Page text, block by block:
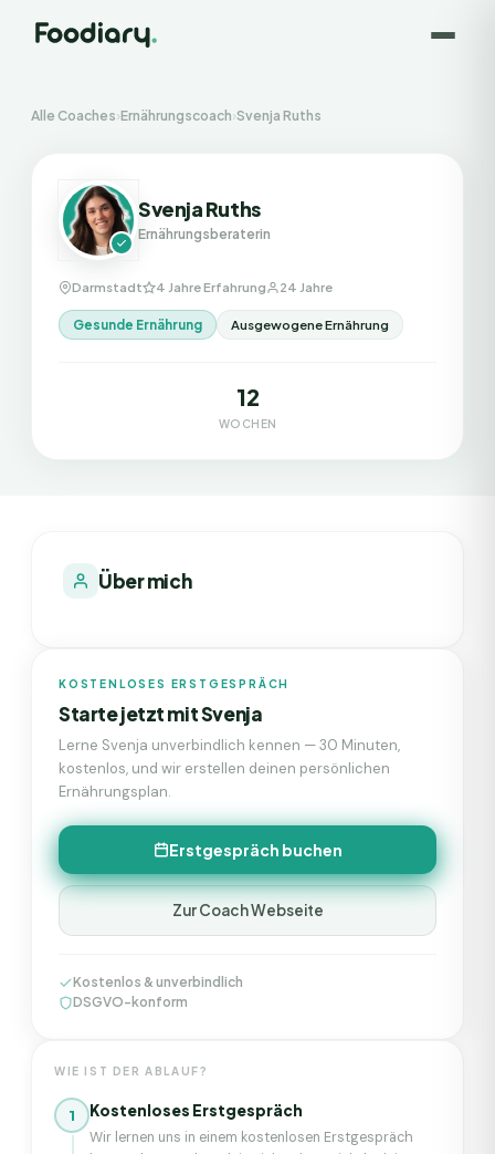
Alle Coaches›Ernährungscoach›Svenja Ruths
Svenja Ruths
Ernährungsberaterin
Darmstadt 4 Jahre Erfahrung 24 Jahre
Gesunde Ernährung Ausgewogene Ernährung
12
WOCHEN
Über mich
KOSTENLOSES ERSTGESPRÄCH
Starte jetzt mitSvenja
Lerne Svenja unverbindlich kennen — 30 Minuten,
kostenlos, und wir erstellen deinen persönlichen
Ernährungsplan.
Erstgespräch buchen
Zur Coach Webseite
Kostenlos & unverbindlich
DSGVO-konform
WIE IST DER ABLAUF?
1 Kostenloses Erstgespräch
Wir lernen uns in einem kostenlosen Erstgespräch